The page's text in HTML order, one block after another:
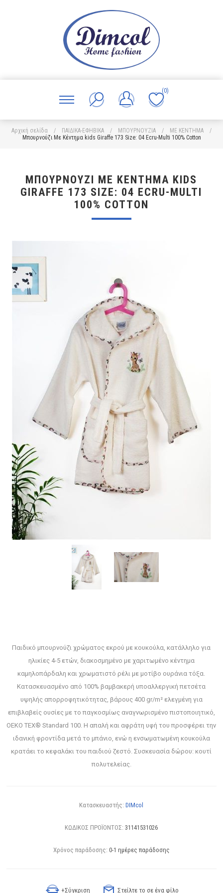
(0)
Αρχική σελίδα / ΠΑΙΔΙΚΑ-ΕΦΗΒΙΚΑ / ΜΠΟΥΡΝΟΥΖΙΑ / ΜΕ ΚΕΝΤΗΜΑ
/
Μπουρνούζι Με Κέντημα kids Giraffe 173 Size: 04 Ecru-Multi 100% Cotton
ΜΠΟΥΡΝΟΎΖΙ ΜΕ ΚΈΝΤΗΜΑ KIDS
GIRAFFE 173 SIZE: 04 ECRU-MULTI
100% COTTON
Παιδικό μπουρνούζι χρώματος εκρού με κουκούλα, κατάλληλο για
ηλικίες 4-5 ετών, διακοσμημένο με χαριτωμένο κέντημα
καμηλοπάρδαλη και χρωματιστό ρέλι με μοτίβο ουράνια τόξα.
Κατασκευασμένο από 100% βαμβακερή υποαλλεργική πετσέτα
υψηλής απορροφητικότητας, βάρους 400 gr/m² ελεγμένη για
επιβλαβείς ουσίες με το παγκοσμίως αναγνωρισμένο πιστοποιητικό,
OEKO TEX® Standard 100. Η απαλή και αφράτη υφή του προσφέρει την
ιδανική φροντίδα μετά το μπάνιο, ενώ η ενσωματωμένη κουκούλα
κρατάει το κεφαλάκι του παιδιού ζεστό. Συσκευασία δώρου: κουτί
πολυτελείας.
Κατασκευαστής: DIMcol
ΚΩΔΙΚΟΣ ΠΡΟΪΟΝΤΟΣ: 31141531026
Χρόνος παράδοσης: 0-1 ημέρες παράδοσης
+Σύγκριση Στείλτε το σε ένα φίλο